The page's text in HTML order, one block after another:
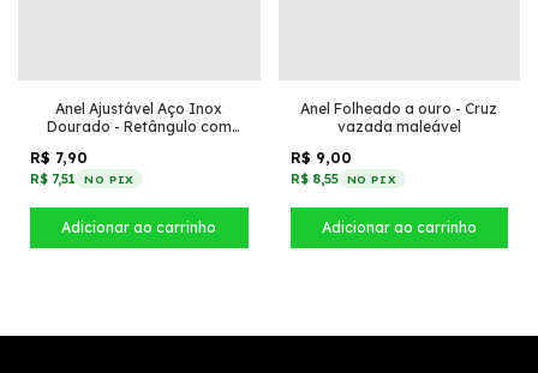
Anel Ajustável Aço Inox
Dourado - Retângulo com
R$ 7,90
R$ 7,51 NO PIX
Anel Folheado a ouro - Cruz
vazada maleável
R$ 9,00
R$ 8,55 NO PIX